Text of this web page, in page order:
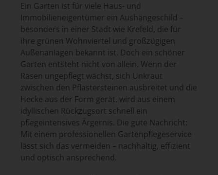
Ein Garten ist für viele Haus- und
Immobilieneigentümer ein Aushängeschild –
besonders in einer Stadt wie Krefeld, die für
ihre grünen Wohnviertel und großzügigen
Außenanlagen bekannt ist. Doch ein schöner
Garten entsteht nicht von allein. Wenn der
Rasen ungepflegt wächst, sich Unkraut
zwischen den Pflastersteinen ausbreitet und die
Hecke aus der Form gerät, wird aus einem
idyllischen Rückzugsort schnell ein
pflegeintensives Ärgernis. Die gute Nachricht:
Mit einem professionellen Gartenpflegeservice
lässt sich das vermeiden – nachhaltig, effizient
und optisch ansprechend.